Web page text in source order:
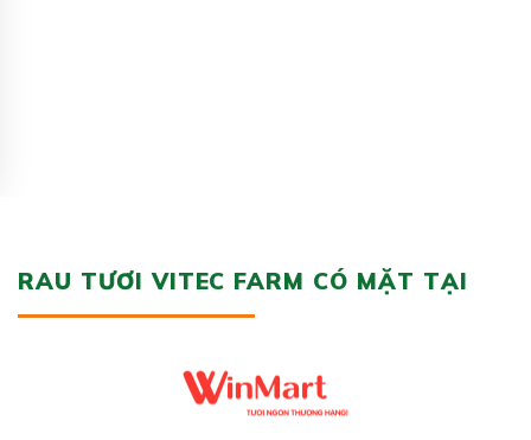
RAU TƯƠI VITEC FARM CÓ MẶT TẠI